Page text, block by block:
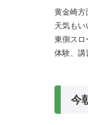
黄金崎方
天気もい
東側スロ
体験、講
今